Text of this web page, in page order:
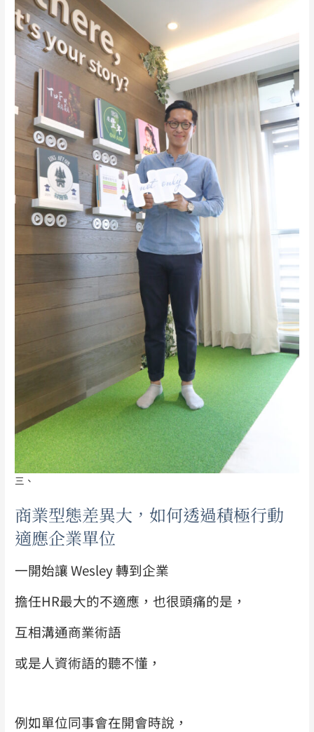
三、
商業型態差異大，如何透過積極行動
適應企業單位
一開始讓 Wesley 轉到企業
擔任HR最大的不適應，也很頭痛的是，
互相溝通商業術語
或是人資術語的聽不懂，
例如單位同事會在開會時說，